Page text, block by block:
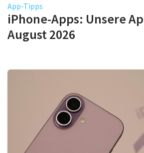
App-Tipps
iPhone-Apps: Unsere
August 2026